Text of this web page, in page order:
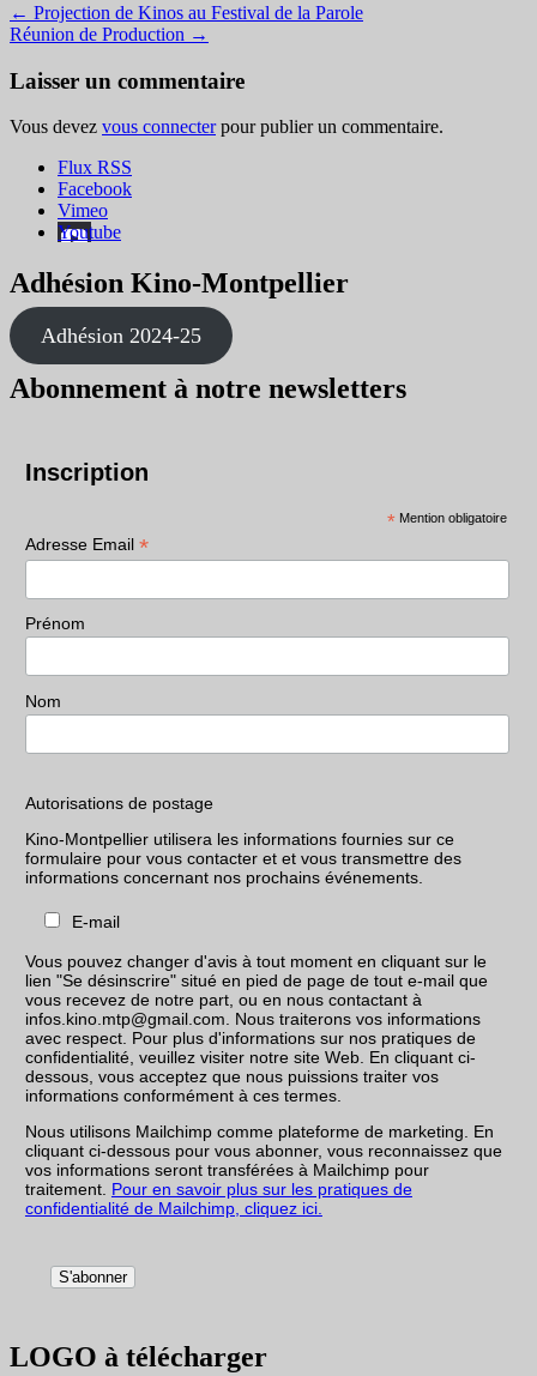
← Projection de Kinos au Festival de la Parole
Réunion de Production →
Laisser un commentaire
Vous devez vous connecterpour publier un commentaire.
Flux RSS
Facebook
Vimeo
Youtube
Adhésion Kino-Montpellier
Adhésion 2024-25
Abonnement à notre newsletters
Inscription
* Mention obligatoire
Adresse Email *
Prénom
Nom
Autorisations de postage
Kino-Montpellier utilisera les informations fournies sur ce
formulaire pour vous contacter et et vous transmettre des
informations concernant nos prochains événements.
E-mail
Vous pouvez changer d'avis à tout moment en cliquant sur le
lien "Se désinscrire" situé en pied de page de tout e-mail que
vous recevez de notre part, ou en nous contactant à
infos.kino.mtp@gmail.com. Nous traiterons vos informations
avec respect. Pour plus d'informations sur nos pratiques de
confidentialité, veuillez visiter notre site Web. En cliquant ci-
dessous, vous acceptez que nous puissions traiter vos
informations conformément à ces termes.
Nous utilisons Mailchimp comme plateforme de marketing. En
cliquant ci-dessous pour vous abonner, vous reconnaissez que
vos informations seront transférées à Mailchimp pour
traitement. Pour en savoir plus sur les pratiques de
confidentialité de Mailchimp, cliquez ici.
LOGO à télécharger